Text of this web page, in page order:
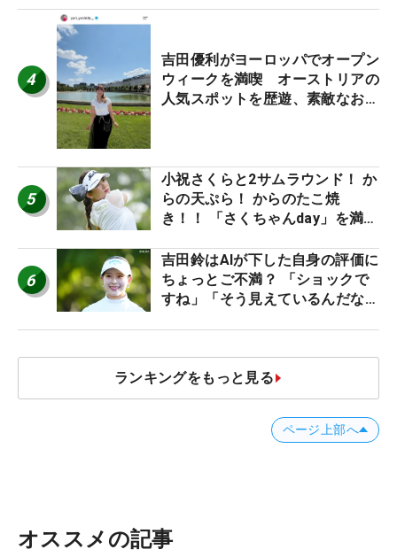
4
吉田優利がヨーロッパでオープン
ウィークを満喫 オーストリアの
人気スポットを歴遊、素敵なお土
5
小祝さくらと2サムラウンド！ か
らの天ぷら！ からのたこ焼
き！！ 「さくちゃんday」を満喫
6
吉田鈴はAIが下した自身の評価に
ちょっとご不満？ 「ショックで
すね」「そう見えているんだなぁ
ランキングをもっと見る
ページ上部へ
オススメの記事